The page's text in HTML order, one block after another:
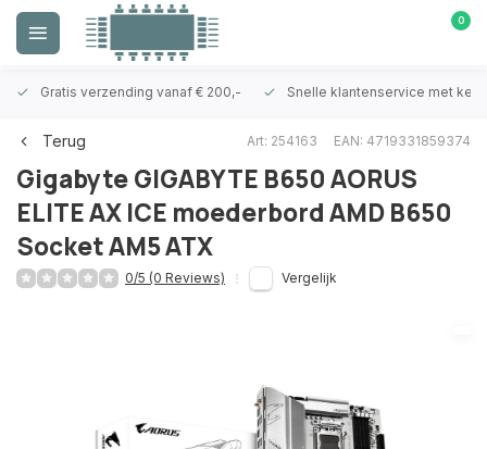
0
Gratis verzending vanaf € 200,- Snelle klantenservice met
Terug Art: 254163 EAN: 4719331859374
GigabyteGIGABYTE B650 AORUS
ELITE AX ICE moederbord AMD B650
Socket AM5 ATX
0/5 (0 Reviews) Vergelijk